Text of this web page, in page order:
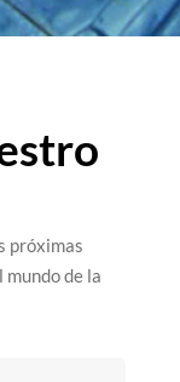
próximas
de la